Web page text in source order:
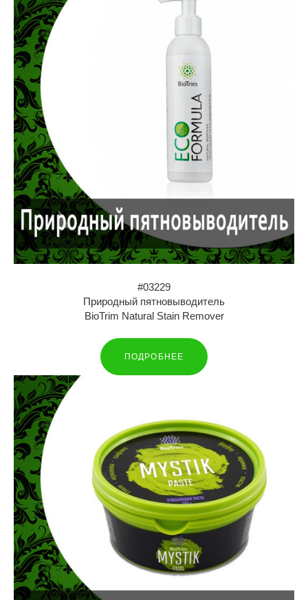
#03229
Природный пятновыводитель
BioTrim Natural Stain Remover
ПОДРОБНЕЕ